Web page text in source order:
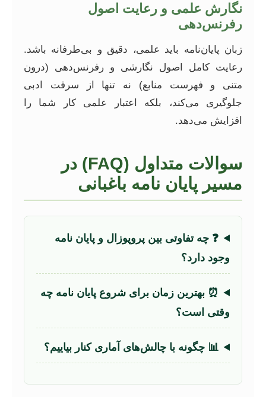
نگارش علمی و رعایت اصول
رفرنس‌دهی
زبان پایان‌نامه باید علمی، دقیق و بی‌طرفانه باشد.
رعایت کامل اصول نگارشی و رفرنس‌دهی (درون
متنی و فهرست منابع) نه تنها از سرقت ادبی
جلوگیری می‌کند، بلکه اعتبار علمی کار شما را
افزایش می‌دهد.
سوالات متداول (FAQ) در
مسیر پایان نامه باغبانی
❓ چه تفاوتی بین پروپوزال و پایان نامه
وجود دارد؟
⏰ بهترین زمان برای شروع پایان نامه چه
وقتی است؟
📊 چگونه با چالش‌های آماری کنار بیاییم؟